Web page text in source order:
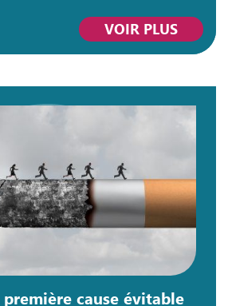
VOIR PLUS
première cause évitable